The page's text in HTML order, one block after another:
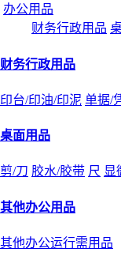
办公用品
财务行政用品
财务行政用品
印台/印油/印泥 单据/
桌面用品
剪/刀 胶水/胶带 尺 显
其他办公用品
其他办公运行需用品